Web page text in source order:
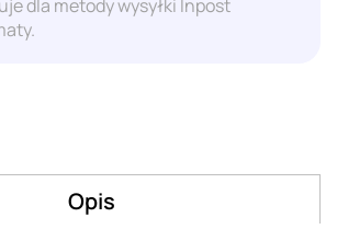
dla metody wysyłki Inpost
Opis